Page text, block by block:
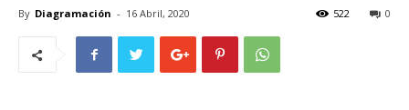
By Diagramación - 16 Abril, 2020 0
522